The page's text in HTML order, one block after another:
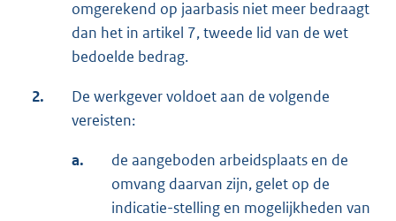
omgerekend op jaarbasis niet meer bedraagt
dan het in artikel 7, tweede lid van de wet
bedoelde bedrag.
2.
De werkgever voldoet aan de volgende
vereisten:
a.
de aangeboden arbeidsplaats en de
omvang daarvan zijn, gelet op de
indicatie-stelling en mogelijkheden van